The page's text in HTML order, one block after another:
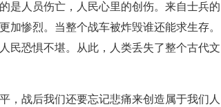
是人员伤亡，人民心里的创伤。来自士兵的
加惨烈。当整个战车被炸毁谁还能求生存。
民恐惧不堪。从此，人类丢失了整个古代文
，战后我们还要忘记悲痛来创造属于我们人